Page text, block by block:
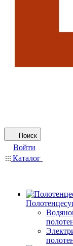
Поиск
Войти
Каталог